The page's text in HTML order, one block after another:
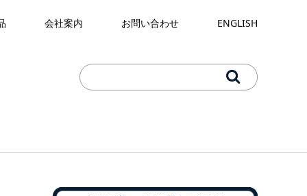
会社案内 お問い合わせ ENGLISH